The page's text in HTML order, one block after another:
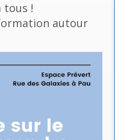
tous !
autour